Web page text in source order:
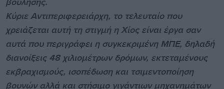
Kύριε Αντιπεριφερειάρχη, το τελευταίο που
χρειάζεται αυτή τη στιγμή η Χίος είναι έργα σαν
αυτά που περιγράφει η συγκεκριμένη ΜΠΕ, δηλαδή
διανοίξεις 48 χιλιομέτρων δρόμων, εκτεταμένους
εκβραχισμούς, ισοπέδωση και τσιμεντοποίηση
βουνών αλλά και στήσιμο γιγάντιων μηχανημάτων